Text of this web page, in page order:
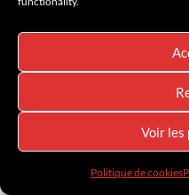
Voir les
Politique de cookies